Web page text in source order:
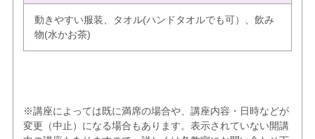
動きやすい服装、タオル(ハンドタオルでも可）、飲み
物(水かお茶)
※講座によっては既に満席の場合や、講座内容・日時などが
変更（中止）になる場合もあります。表示されていない開講